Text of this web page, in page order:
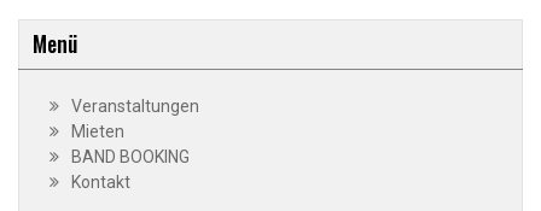
Menü
Veranstaltungen
Mieten
BAND BOOKING
Kontakt